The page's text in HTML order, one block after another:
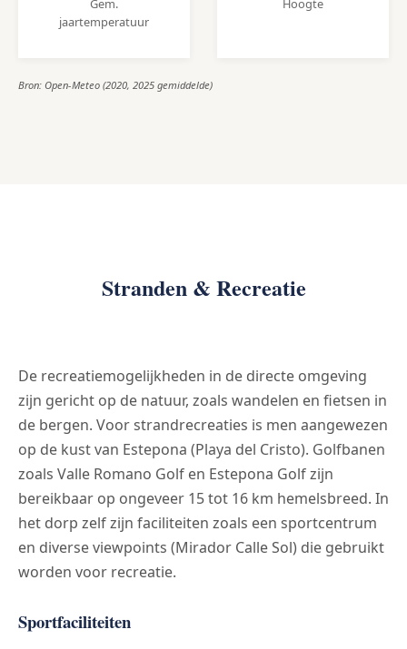
jaartemperatuur
Bron: Open-Meteo (2020, 2025 gemiddelde)
Stranden & Recreatie
De recreatiemogelijkheden in de directe omgeving
zijn gericht op de natuur, zoals wandelen en fietsen in
de bergen. Voor strandrecreaties is men aangewezen
op de kust van Estepona (Playa del Cristo). Golfbanen
zoals Valle Romano Golf en Estepona Golf zijn
bereikbaar op ongeveer 15 tot 16 km hemelsbreed. In
het dorp zelf zijn faciliteiten zoals een sportcentrum
en diverse viewpoints (Mirador Calle Sol) die gebruikt
worden voor recreatie.
Sportfaciliteiten